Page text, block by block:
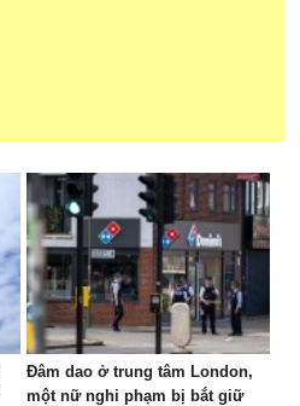
Đâm dao ở trung tâm London,
một nữ nghi phạm bị bắt giữ